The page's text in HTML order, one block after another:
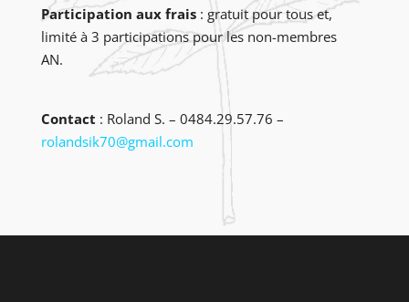
Participation aux frais: gratuit pour tous et,
limité à 3 participations pour les non-membres
AN.
Contact : Roland S. – 0484.29.57.76 –
rolandsik70@gmail.com